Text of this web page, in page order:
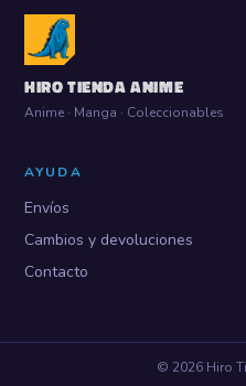
HIRO TIENDA ANIME
Anime · Manga · Coleccionables
AYUDA
Envíos
Cambios y devoluciones
Contacto
© 2026 Hiro